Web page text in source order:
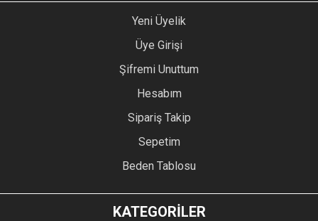
Yeni Üyelik
Üye Girişi
Şifremi Unuttum
Hesabım
Sipariş Takip
Sepetim
Beden Tablosu
KATEGORİLER